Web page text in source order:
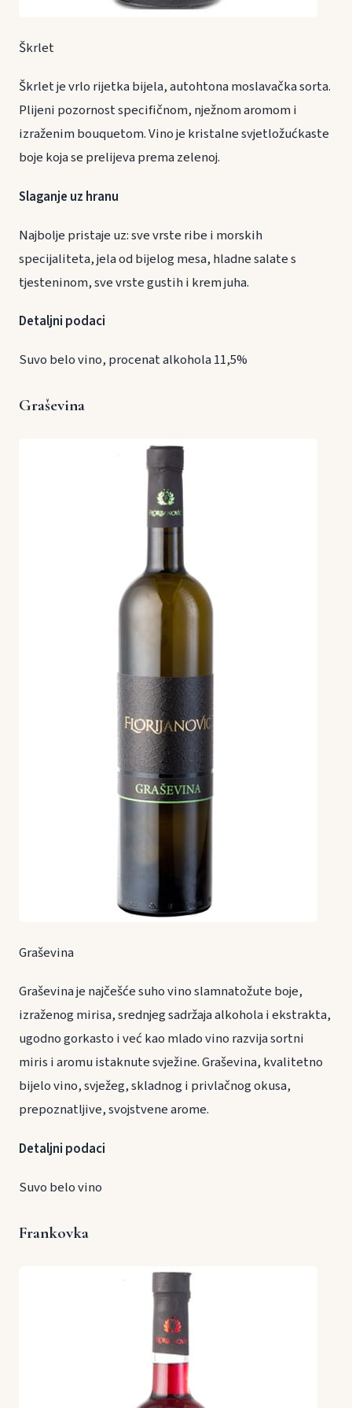
Škrlet
Škrlet je vrlo rijetka bijela, autohtona moslavačka sorta.
Plijeni pozornost specifičnom, nježnom aromom i
izraženim bouquetom. Vino je kristalne svjetložućkaste
boje koja se prelijeva prema zelenoj.
Slaganje uz hranu
Najbolje pristaje uz: sve vrste ribe i morskih
specijaliteta, jela od bijelog mesa, hladne salate s
tjesteninom, sve vrste gustih i krem juha.
Detaljni podaci
Suvo belo vino, procenat alkohola 11,5%
Graševina
Graševina
Graševina je najčešće suho vino slamnatožute boje,
izraženog mirisa, srednjeg sadržaja alkohola i ekstrakta,
ugodno gorkasto i već kao mlado vino razvija sortni
miris i aromu istaknute svježine. Graševina, kvalitetno
bijelo vino, svježeg, skladnog i privlačnog okusa,
prepoznatljive, svojstvene arome.
Detaljni podaci
Suvo belo vino
Frankovka